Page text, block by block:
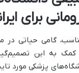
برای
گامی حیاتی در
به این
پزشکی مورد